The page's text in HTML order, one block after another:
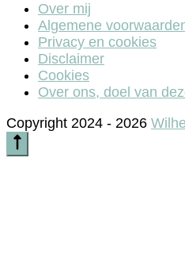
Over mij
Algemene
Privacy en cookies
Disclaimer
Cookies
Over ons, doel van
Copyright 2024 - 2026